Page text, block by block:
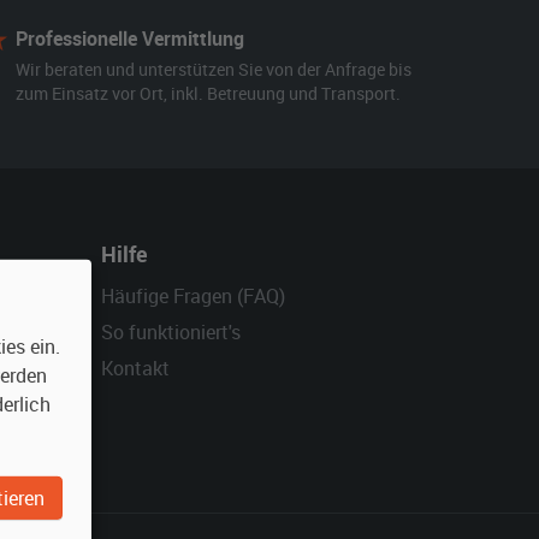
Professionelle Vermittlung
Wir beraten und unterstützen Sie von der Anfrage bis
zum Einsatz vor Ort, inkl. Betreuung und Transport.
Hilfe
Häufige Fragen (FAQ)
So funktioniert's
Kontakt
ein.